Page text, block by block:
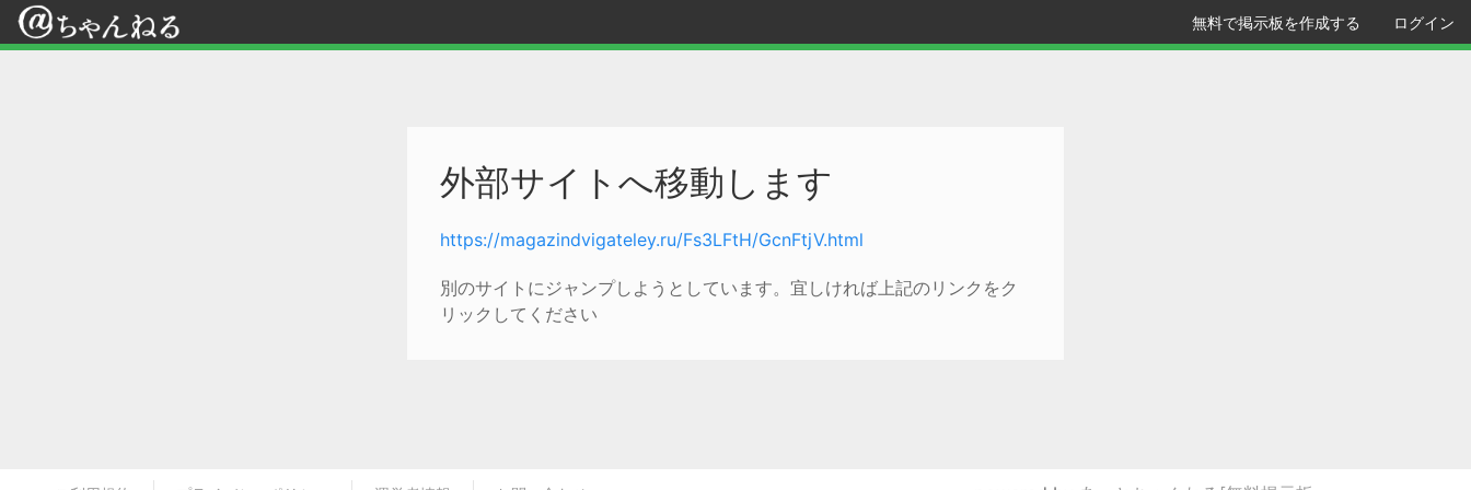
無料で掲示板を作成する ログイン
外部サイトへ移動します
https://magazindvigateley.ru/Fs3LFtH/GcnFtjV.html
別のサイトにジャンプしようとしています。宜しければ上記のリンクをク
リックしてください